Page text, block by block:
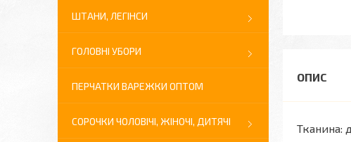
Тканина:
ШТАНИ, ЛЕГІНСИ
ГОЛОВНІ УБОРИ
ПЕРЧАТКИ ВАРЕЖКИ ОПТОМ
СОРОЧКИ ЧОЛОВІЧІ, ЖІНОЧІ, ДИТЯЧІ